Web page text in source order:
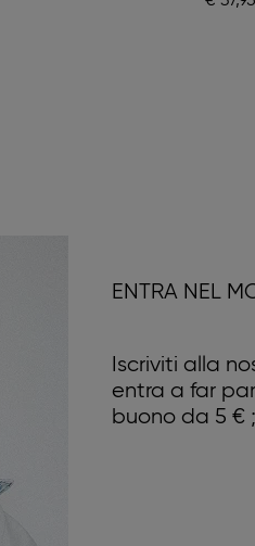
ENTRA NEL
Iscriviti alla
entra a far
buono da 5 €